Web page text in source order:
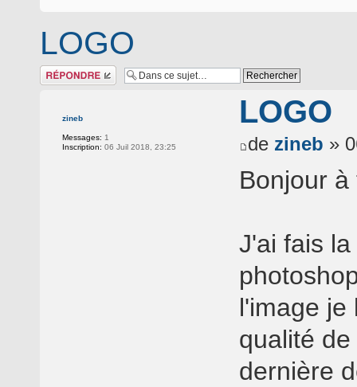
LOGO
Répondre
zineb
Messages: 1
Inscription: 06 Juil 2018, 23:25
LOGO
de zineb »
Bonjour
J'ai fais
l'image je
qualité
dernière